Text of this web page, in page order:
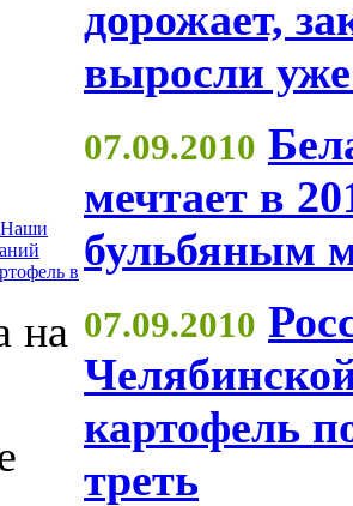
Наши
в
на
дорожает,
выросли
07.09.2010
мечтает в
бульбяным
07.09.2010
картофель
треть